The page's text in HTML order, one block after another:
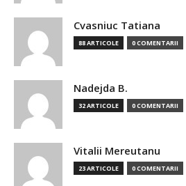
Cvasniuc Tatiana
88 ARTICOLE 0 COMENTARII
Nadejda B.
32 ARTICOLE 0 COMENTARII
Vitalii Mereutanu
23 ARTICOLE 0 COMENTARII